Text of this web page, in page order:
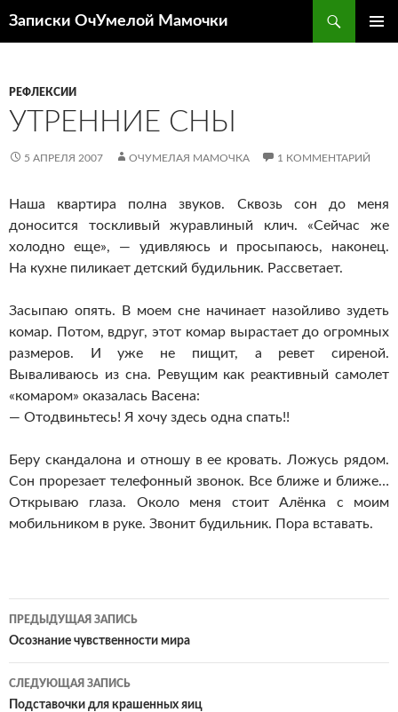
Записки ОчУмелой Мамочки
РЕФЛЕКСИИ
УТРЕННИЕ СНЫ
5 АПРЕЛЯ 2007 ОЧУМЕЛАЯ МАМОЧКА 1 КОММЕНТАРИЙ
Наша квартира полна звуков. Сквозь сон до меня
доносится тоскливый журавлиный клич. «Сейчас же
холодно еще», — удивляюсь и просыпаюсь, наконец.
На кухне пиликает детский будильник. Рассветает.
Засыпаю опять. В моем сне начинает назойливо зудеть
комар. Потом, вдруг, этот комар вырастает до огромных
размеров. И уже не пищит, а ревет сиреной.
Вываливаюсь из сна. Ревущим как реактивный самолет
«комаром» оказалась Васена:
— Отодвиньтесь! Я хочу здесь одна спать!!
Беру скандалона и отношу в ее кровать. Ложусь рядом.
Сон прорезает телефонный звонок. Все ближе и ближе…
Открываю глаза. Около меня стоит Алёнка с моим
мобильником в руке. Звонит будильник. Пора вставать.
Навигация
по
записям
ПРЕДЫДУЩАЯ ЗАПИСЬ
Осознание чувственности мира
СЛЕДУЮЩАЯ ЗАПИСЬ
Подставочки для крашенных яиц